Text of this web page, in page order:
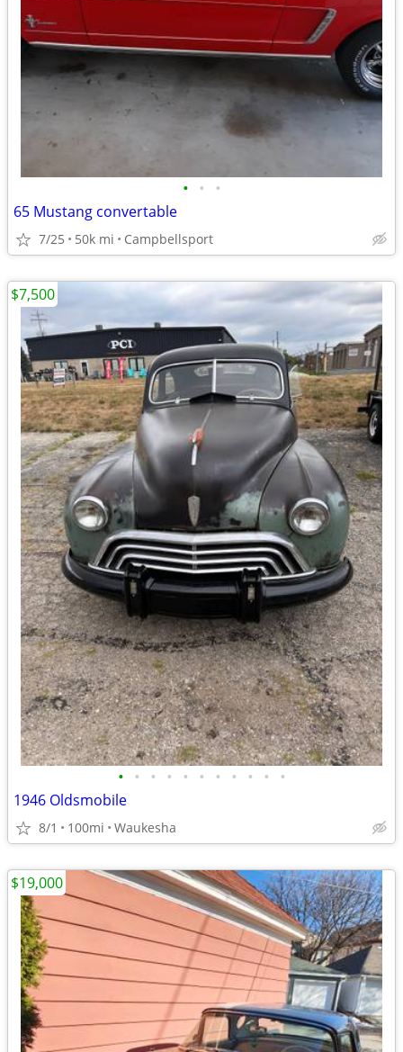
• • •
65 Mustang convertable
7/25 50k mi Campbellsport
• • • • • • • • • • •
1946 Oldsmobile
8/1 100mi Waukesha
$7,500
$19,000